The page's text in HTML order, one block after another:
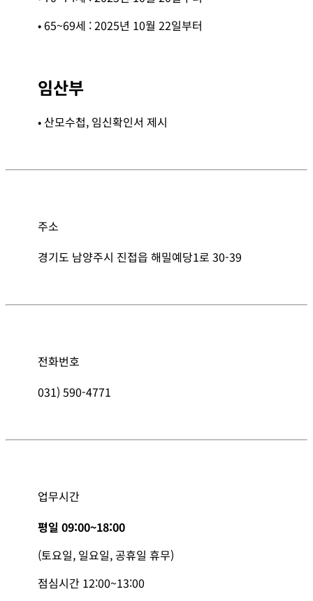
• 65~69세 : 2025년 10월 22일부터
임산부
• 산모수첩, 임신확인서 제시
주소
경기도 남양주시 진접읍 해밀예당1로 30-39
전화번호
031) 590-4771
업무시간
평일 09:00~18:00
(토요일, 일요일, 공휴일 휴무)
점심시간 12:00~13:00